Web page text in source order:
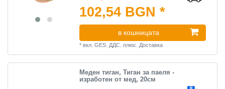
102,54 BGN *
в кошницата
*вкл. GES. ДДС. плюс. Доставка
Меден тиган, Тиган за паеля -
изработен от мед, 20см